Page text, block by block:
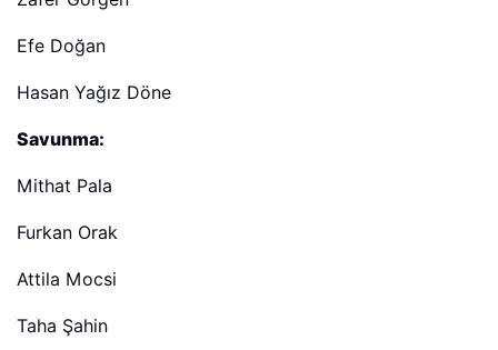
Efe Doğan
Hasan Yağız Döne
Savunma:
Mithat Pala
Furkan Orak
Attila Mocsi
Taha Şahin